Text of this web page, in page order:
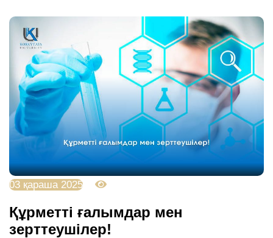
03 қараша 2025
Құрметті ғалымдар мен
зерттеушілер!